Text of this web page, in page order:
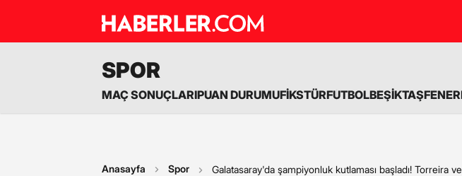
SPOR
MAÇ SONUÇLARIPUAN DURUMUFİKSTÜRFUTBOLBEŞİKTAŞ
Anasayfa Spor Galatasaray'da şampiyonluk kutlaması başladı! Torreira